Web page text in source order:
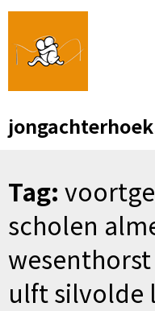
Skip
content
Tag:
scholen
ulft silvolde